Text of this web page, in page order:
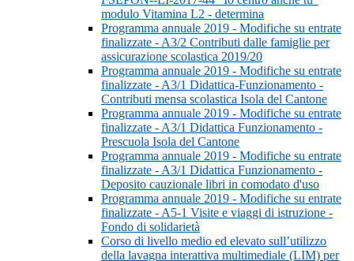
modulo Vitamina L2 - determina
Programma annuale 2019 - Modifiche su entrate
finalizzate - A3/2 Contributi dalle famiglie per
assicurazione scolastica 2019/20
Programma annuale 2019 - Modifiche su entrate
finalizzate - A3/1 Didattica-Funzionamento -
Contributi mensa scolastica Isola del Cantone
Programma annuale 2019 - Modifiche su entrate
finalizzate - A3/1 Didattica Funzionamento -
Prescuola Isola del Cantone
Programma annuale 2019 - Modifiche su entrate
finalizzate - A3/1 Didattica Funzionamento -
Deposito cauzionale libri in comodato d'uso
Programma annuale 2019 - Modifiche su entrate
finalizzate - A5-1 Visite e viaggi di istruzione -
Fondo di solidarietà
Corso di livello medio ed elevato sull’utilizzo
della lavagna interattiva multimediale (LIM) per